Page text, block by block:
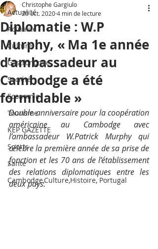
Actualité
Actualité
Culture
Gastronomie
Société
Economie
Tourisme
KEP GAZETTE
Sports
Santé
Cambodge,Culture,Histoire, Portugal
Diplomatie : W.P
Murphy, « Ma 1e année
d’ambassadeur au
Cambodge a été
formidable »
Christophe Gargiulo
20 oct. 20204 min de lecture
Double anniversaire pour la coopération
américaine au Cambodge avec
l’ambassadeur W.Patrick Murphy qui
célèbre la première année de sa prise de
fonction et les 70 ans de l’établissement
des relations diplomatiques entre les
deux pays.